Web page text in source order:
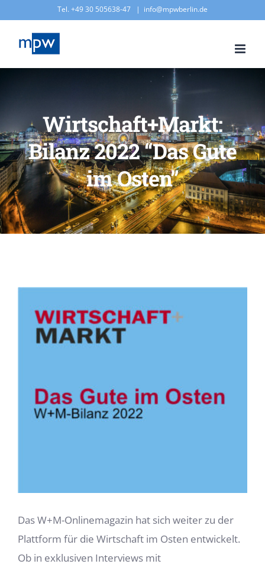
springen
Tel. +49 30 505638-47 | info@mpwberlin.de
Wirtschaft+Markt:
Bilanz 2022 “Das Gute
im Osten”
grösseres
Das W+M-Onlinemagazin hat sich weiter zu der
Plattform für die Wirtschaft im Osten entwickelt.
Ob in exklusiven Interviews mit